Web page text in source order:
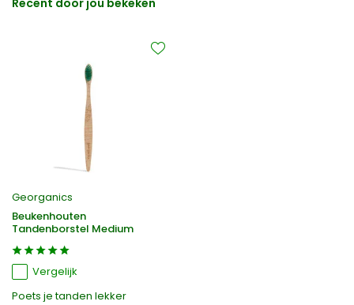
Georganics
Beukenhouten
Tandenborstel Medium
Vergelijk
Poets je tanden lekker